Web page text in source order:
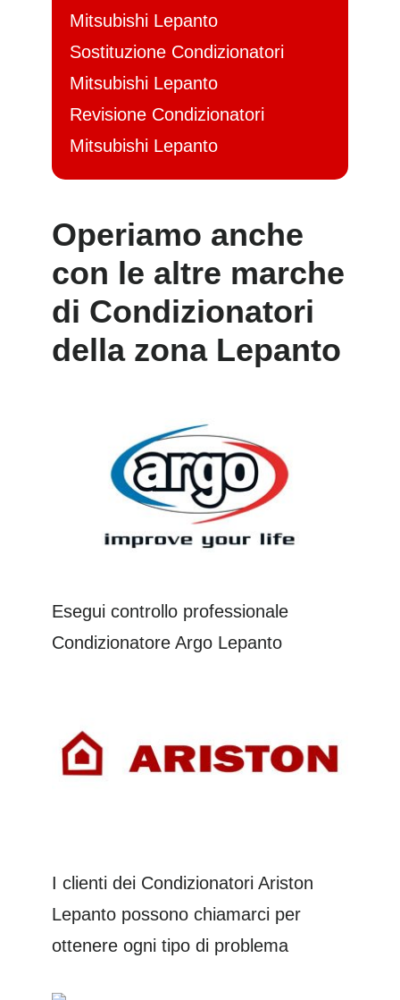
Mitsubishi Lepanto
Sostituzione Condizionatori
Mitsubishi Lepanto
Revisione Condizionatori
Mitsubishi Lepanto
Operiamo anche
con le altre marche
di Condizionatori
della zona Lepanto
Esegui controllo professionale
Condizionatore Argo Lepanto
I clienti dei Condizionatori Ariston
Lepanto possono chiamarci per
ottenere ogni tipo di problema